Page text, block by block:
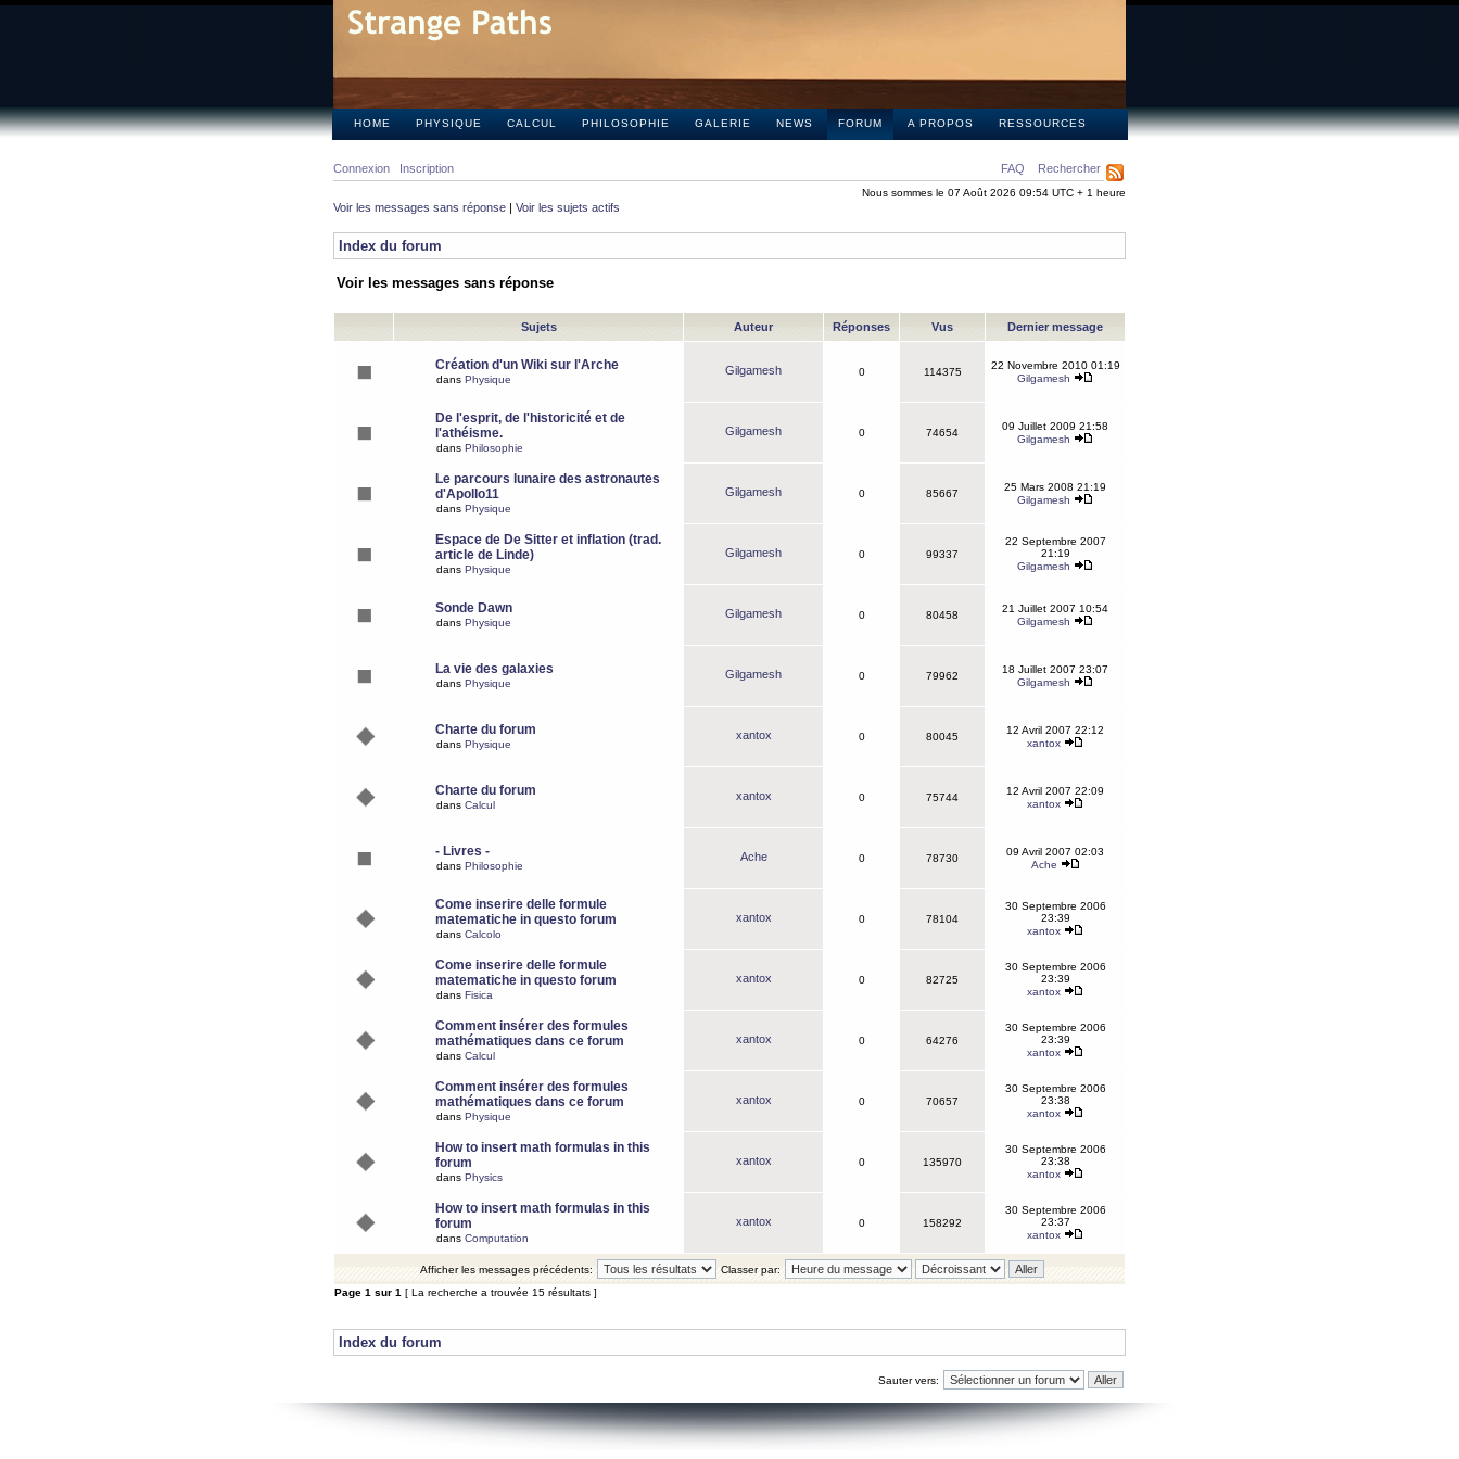
HOME PHYSIQUE CALCUL PHILOSOPHIE GALERIE NEWS FORUM A PROPOS RESSOURCES
FAQ Rechercher
Connexion Inscription
Nous sommes le 07 Août 2026 09:54 UTC + 1 heure
Voir les messages sans réponse | Voir les sujets actifs
Index du forum
Voir les messages sans réponse
Sujets Auteur Réponses Vus Dernier message
Création d'un Wiki sur l'Arche
dans Physique
Gilgamesh 0 114375
22 Novembre 2010 01:19
Gilgamesh
De l'esprit, de l'historicité et de
l'athéisme.
dans Philosophie
Gilgamesh 0 74654
09 Juillet 2009 21:58
Gilgamesh
Le parcours lunaire des astronautes
d'Apollo11
dans Physique
Gilgamesh 0 85667
25 Mars 2008 21:19
Gilgamesh
Espace de De Sitter et inflation (trad.
article de Linde)
dans Physique
Gilgamesh 0 99337
22 Septembre 2007
21:19
Gilgamesh
Sonde Dawn
dans Physique
Gilgamesh 0 80458
21 Juillet 2007 10:54
Gilgamesh
La vie des galaxies
dans Physique
Gilgamesh 0 79962
18 Juillet 2007 23:07
Gilgamesh
Charte du forum
dans Physique
xantox 0 80045
12 Avril 2007 22:12
xantox
Charte du forum
dans Calcul
xantox 0 75744
12 Avril 2007 22:09
xantox
- Livres -
dans Philosophie
Ache 0 78730
09 Avril 2007 02:03
Ache
Come inserire delle formule
matematiche in questo forum
dans Calcolo
xantox 0 78104
30 Septembre 2006
23:39
xantox
Come inserire delle formule
matematiche in questo forum
dans Fisica
xantox 0 82725
30 Septembre 2006
23:39
xantox
Comment insérer des formules
mathématiques dans ce forum
dans Calcul
xantox 0 64276
30 Septembre 2006
23:39
xantox
Comment insérer des formules
mathématiques dans ce forum
dans Physique
xantox 0 70657
30 Septembre 2006
23:38
xantox
How to insert math formulas in this
forum
dans Physics
xantox 0 135970
30 Septembre 2006
23:38
xantox
How to insert math formulas in this
forum
dans Computation
xantox 0 158292
30 Septembre 2006
23:37
xantox
Afficher les messages précédents:
Classer par:
Page 1 sur 1 [ La recherche a trouvée 15 résultats ]
Index du forum
Sauter vers: